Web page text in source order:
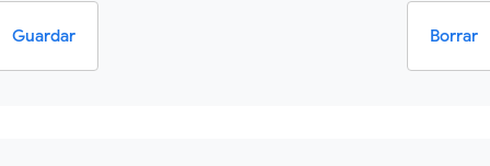
Guardar Borrar